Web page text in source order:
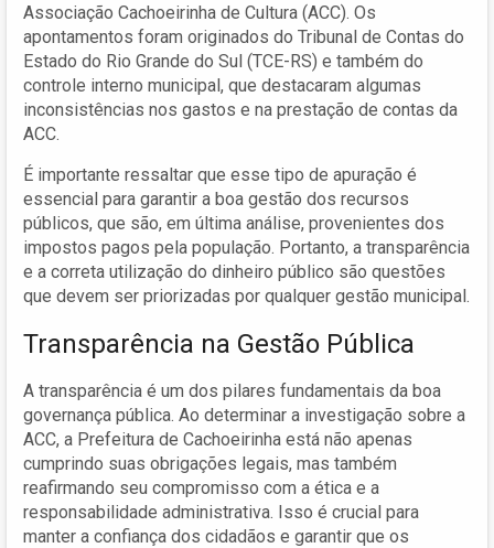
Associação Cachoeirinha de Cultura (ACC). Os
apontamentos foram originados do Tribunal de Contas do
Estado do Rio Grande do Sul (TCE-RS) e também do
controle interno municipal, que destacaram algumas
inconsistências nos gastos e na prestação de contas da
ACC.
É importante ressaltar que esse tipo de apuração é
essencial para garantir a boa gestão dos recursos
públicos, que são, em última análise, provenientes dos
impostos pagos pela população. Portanto, a transparência
e a correta utilização do dinheiro público são questões
que devem ser priorizadas por qualquer gestão municipal.
Transparência na Gestão Pública
A transparência é um dos pilares fundamentais da boa
governança pública. Ao determinar a investigação sobre a
ACC, a Prefeitura de Cachoeirinha está não apenas
cumprindo suas obrigações legais, mas também
reafirmando seu compromisso com a ética e a
responsabilidade administrativa. Isso é crucial para
manter a confiança dos cidadãos e garantir que os